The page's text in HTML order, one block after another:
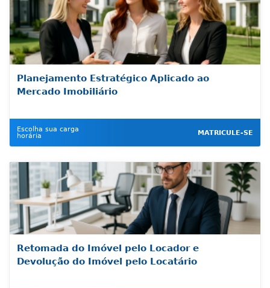
Planejamento Estratégico Aplicado ao
Mercado Imobiliário
Escolha sua carga
horária
MATRICULE-SE
Retomada do Imóvel pelo Locador e
Devolução do Imóvel pelo Locatário